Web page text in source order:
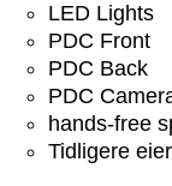
LED Lights
PDC Front
PDC Back
PDC
hands-free
Tidligere